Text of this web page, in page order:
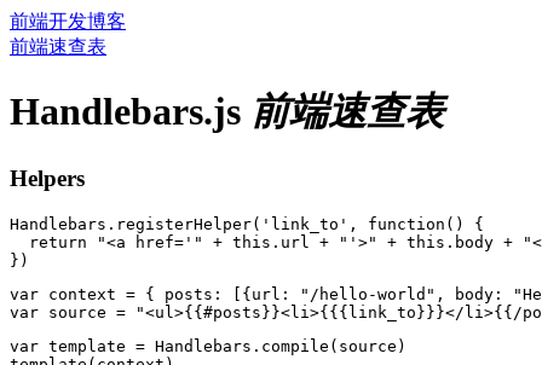
前端开发博客
前端速查表
Handlebars.js 前端速查表
Helpers
Handlebars.registerHelper('link_to', function() {
return "<a href='" + this.url + "'>" + this.body +
var context = { posts: [{url: "/hello-world", body:
var template = Handlebars.compile(source)